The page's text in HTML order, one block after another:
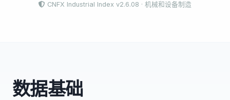
CNFX Industrial Index v2.6.08 · 机械和设备制造
数据基础